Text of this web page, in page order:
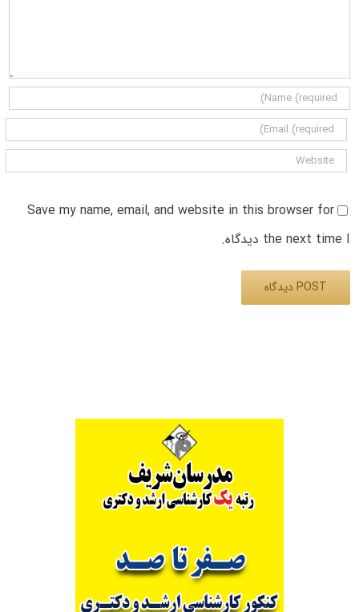
Save my name, email, and website in this browser for
the next time I دیدگاه.